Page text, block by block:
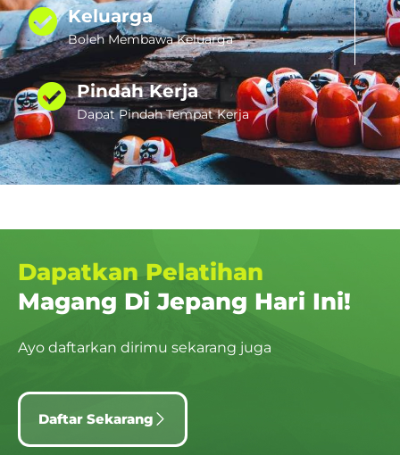
Keluarga
Boleh Membawa Keluarga
Pindah Kerja
Dapat Pindah Tempat Kerja
Dapatkan Pelatihan
Magang Di Jepang Hari Ini!
Ayo daftarkan dirimu sekarang juga
Daftar Sekarang